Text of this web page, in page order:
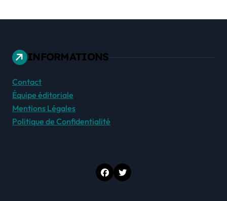
INFORMATIONS
Contact
Équipe éditoriale
Mentions Légales
Politique de Confidentialité